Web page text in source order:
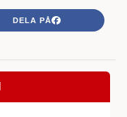
DELA PÅ